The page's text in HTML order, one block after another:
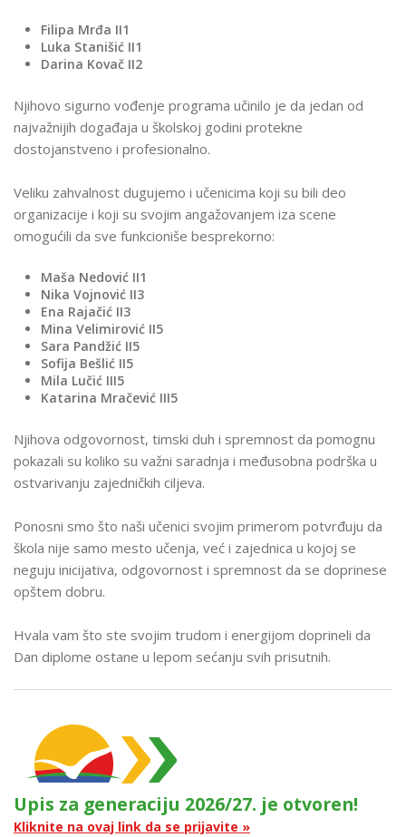
Filipa Mrđa II1
Luka Stanišić II1
Darina Kovač II2
Njihovo sigurno vođenje programa učinilo je da jedan od
najvažnijih događaja u školskoj godini protekne
dostojanstveno i profesionalno.
Veliku zahvalnost dugujemo i učenicima koji su bili deo
organizacije i koji su svojim angažovanjem iza scene
omogućili da sve funkcioniše besprekorno:
Maša Nedović II1
Nika Vojnović II3
Ena Rajačić II3
Mina Velimirović II5
Sara Pandžić II5
Sofija Bešlić II5
Mila Lučić III5
Katarina Mračević III5
Njihova odgovornost, timski duh i spremnost da pomognu
pokazali su koliko su važni saradnja i međusobna podrška u
ostvarivanju zajedničkih ciljeva.
Ponosni smo što naši učenici svojim primerom potvrđuju da
škola nije samo mesto učenja, već i zajednica u kojoj se
neguju inicijativa, odgovornost i spremnost da se doprinese
opštem dobru.
Hvala vam što ste svojim trudom i energijom doprineli da
Dan diplome ostane u lepom sećanju svih prisutnih.
Upis za generaciju 2026/27. je otvoren!
Kliknite na ovaj link da se prijavite »